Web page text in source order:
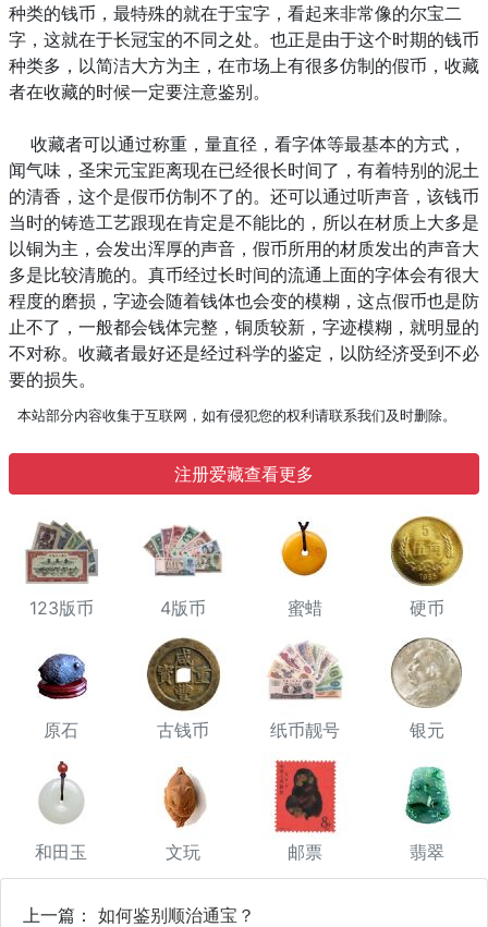
种类的钱币，最特殊的就在于宝字，看起来非常像的尔宝二
字，这就在于长冠宝的不同之处。也正是由于这个时期的钱币
种类多，以简洁大方为主，在市场上有很多仿制的假币，收藏
者在收藏的时候一定要注意鉴别。
收藏者可以通过称重，量直径，看字体等最基本的方式，
闻气味，圣宋元宝距离现在已经很长时间了，有着特别的泥土
的清香，这个是假币仿制不了的。还可以通过听声音，该钱币
当时的铸造工艺跟现在肯定是不能比的，所以在材质上大多是
以铜为主，会发出浑厚的声音，假币所用的材质发出的声音大
多是比较清脆的。真币经过长时间的流通上面的字体会有很大
程度的磨损，字迹会随着钱体也会变的模糊，这点假币也是防
止不了，一般都会钱体完整，铜质较新，字迹模糊，就明显的
不对称。收藏者最好还是经过科学的鉴定，以防经济受到不必
要的损失。
本站部分内容收集于互联网，如有侵犯您的权利请联系我们及时删除。
注册爱藏查看更多
123版币 4版币 蜜蜡 硬币
原石 古钱币 纸币靓号 银元
和田玉 文玩 邮票 翡翠
上一篇： 如何鉴别顺治通宝？